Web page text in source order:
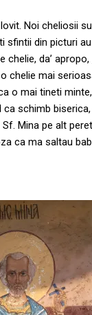
Noi cheliosii
sfintii din picturi
chelie, da’
chelie mai
o mai tineti
ca schimb
Mina pe alt
ca ma saltau